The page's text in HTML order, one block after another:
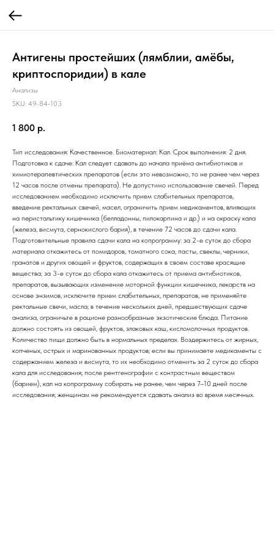
Антигены простейших (лямблии, амёбы,
криптоспоридии) в кале
Анализы
SKU: 49-84-103
1 800 р.
Тип исследования: Качественное. Биоматериал: Кал. Срок выполнения: 2 дня.
Подготовка к сдаче: Кал следует сдавать до начала приёма антибиотиков и
химиотерапевтических препаратов (если это невозможно, то не ранее чем через
12 часов после отмены препарата). Не допустимо использование свечей. Перед
исследованием необходимо исключить прием слабительных препаратов,
введение ректальных свечей, масел, ограничить прием медикаментов, влияющих
на перистальтику кишечника (белладонны, пилокарпина и др.) и на окраску кала
(железа, висмута, сернокислого бария), в течение 72 часов до сдачи кала.
Подготовительные правила сдачи кала на копрограмму: за 2-е суток до сбора
материала откажитесь от помидоров, томатного сока, пасты, свеклы, черники,
гранатов и других овощей и фруктов, содержащих в своем составе красящие
вещества; за 3-е суток до сбора кала откажитесь от приема антибиотиков,
препаратов, вызывающих изменение моторной функции кишечника, лекарств на
основе энзимов, исключите прием слабительных, препаратов, не применяйте
ректальные свечи, масла; в течение нескольких дней, предшествующих сдаче
анализа, ограничьте в рационе разнообразные экзотические блюда. Питание
должно состоять из овощей, фруктов, злаковых каш, кисломолочных продуктов.
Количество пищи должно быть в нормальных пределах. Воздержитесь от жирных,
копченых, острых и маринованных продуктов; если вы принимаете медикаменты с
содержанием железа и висмута, то их необходимо отменить за 2 суток до сбора
кала для исследования; после рентгенографии с контрастным веществом
(барием), кал на копрограмму собирать не ранее, чем через 7–10 дней после
исследования; женщинам не рекомендуется сдавать анализ во время месячных.